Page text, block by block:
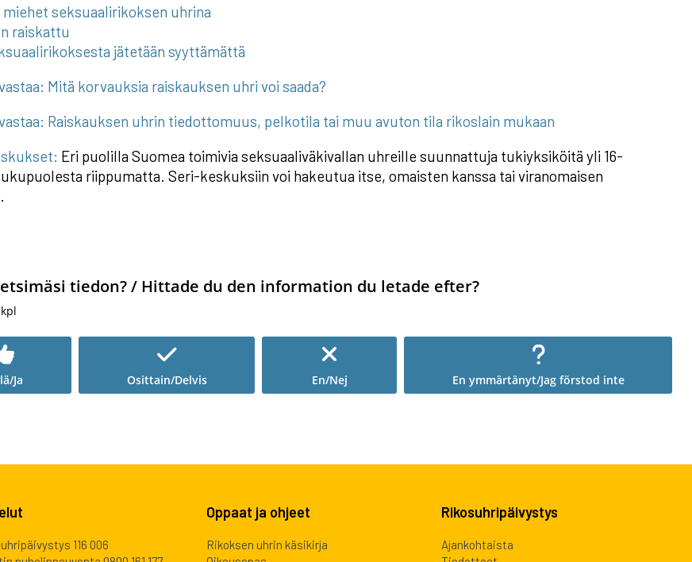
miehet seksuaalirikoksen uhrina
raiskattu
jätetään syyttämättä
Mitä korvauksia raiskauksen uhri voi saada?
Raiskauksen uhrin tiedottomuus, pelkotila tai muu avuton tila rikoslain mukaan
Eri puolilla Suomea toimivia seksuaaliväkivallan uhreille suunnattuja tukiyksiköitä yli 16-
riippumatta. Seri-keskuksiin voi hakeutua itse, omaisten kanssa tai viranomaisen
tiedon? / Hittade du den information du letade efter?
kpl
Ja Osittain/Delvis En/Nej En ymmärtänyt/Jag förstod inte
116 006
Oppaat ja ohjeet
Rikoksen uhrin käsikirja
Rikosuhripäivystys
Ajankohtaista